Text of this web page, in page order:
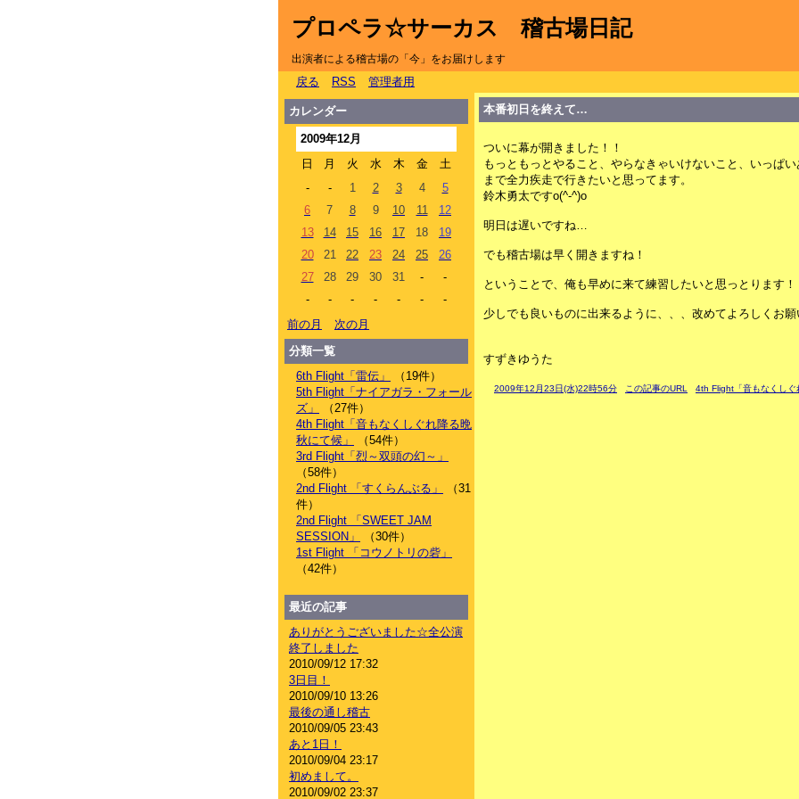
プロペラ☆サーカス 稽古場日記
出演者による稽古場の「今」をお届けします
戻る RSS 管理者用
本番初日を終えて…
ついに幕が開きました！！
もっともっとやること、やらなきゃいけないこと、いっぱ
まで全力疾走で行きたいと思ってます。
鈴木勇太ですo(^-^)o
明日は遅いですね…
でも稽古場は早く開きますね！
ということで、俺も早めに来て練習したいと思っとります！
少しでも良いものに出来るように、、、改めてよろしくお
すずきゆうた
2009年12月23日(水)22時56分 この記事のURL 4th Flight「音もなくしぐ
カレンダー
2009年12月
日
月 火 水 木 金
土
-
- 1 2 3 4
5
6
7 8 9 10 11
12
13
14 15 16 17 18
19
20
21 22 23 24 25
26
27
28 29 30 31 -
-
-
- - - - -
-
前の月
次の月
分類一覧
6th Flight「雷伝」
（19件）
5th Flight「ナイアガラ・フォール
ズ」
（27件）
4th Flight「音もなくしぐれ降る晩
秋にて候」
（54件）
3rd Flight「烈～双頭の幻～」
（58件）
2nd Flight 「すくらんぶる」
（31
件）
2nd Flight 「SWEET JAM
SESSION」
（30件）
1st Flight 「コウノトリの砦」
（42件）
最近の記事
ありがとうございました☆全公演
終了しました
2010/09/12 17:32
3日目！
2010/09/10 13:26
最後の通し稽古
2010/09/05 23:43
あと1日！
2010/09/04 23:17
初めまして。
2010/09/02 23:37